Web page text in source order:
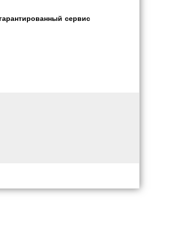
сервис